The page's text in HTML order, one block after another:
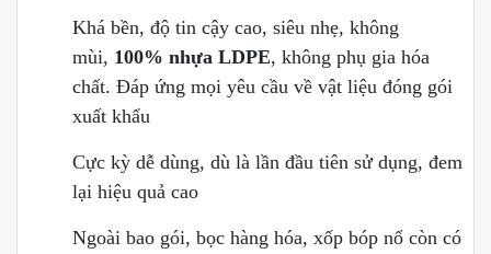
Khá bền, độ tin cậy cao, siêu nhẹ, không
mùi, 100% nhựa LDPE, không phụ gia hóa
chất. Đáp ứng mọi yêu cầu về vật liệu đóng gói
xuất khẩu
Cực kỳ dễ dùng, dù là lần đầu tiên sử dụng, đem
lại hiệu quả cao
Ngoài bao gói, bọc hàng hóa, xốp bóp nổ còn có